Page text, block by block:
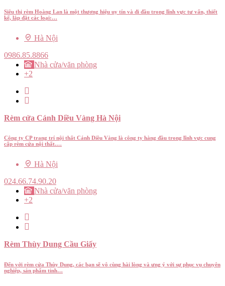
Siêu thị rèm Hoàng Lan là một thương hiệu uy tín và đi đầu trong lĩnh vực tư vấn, thiết
kế, lắp đặt các loại:…
Hà Nội
0986.85.8866
Nhà cửa/văn phòng
+2
Rèm cửa Cánh Diều Vàng Hà Nội
Công ty CP trang trí nội thất Cánh Diều Vàng là công ty hàng đầu trong lĩnh vực cung
cấp rèm cửa nội thất.…
Hà Nội
024.66.74.90.20
Nhà cửa/văn phòng
+2
Rèm Thùy Dung Cầu Giấy
Đến với rèm cửa Thùy Dung, các bạn sẽ vô cùng hài lòng và ưng ý với sự phục vụ chuyên
nghiệp, sản phẩm tinh…